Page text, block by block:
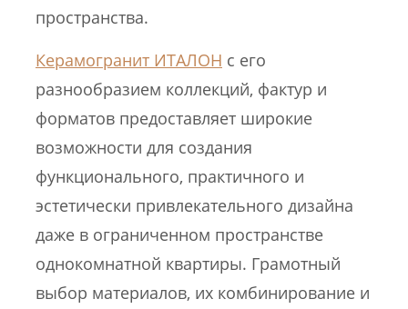
пространства.
Керамогранит ИТАЛОН с его
разнообразием коллекций, фактур и
форматов предоставляет широкие
возможности для создания
функционального, практичного и
эстетически привлекательного дизайна
даже в ограниченном пространстве
однокомнатной квартиры. Грамотный
выбор материалов, их комбинирование и